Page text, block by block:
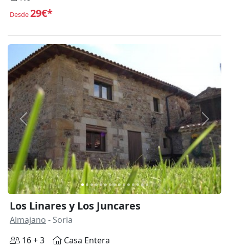
Desde29€*
Anterior
Los Linares y Los Juncares
Almajano - Soria
16 + 3
Casa Entera